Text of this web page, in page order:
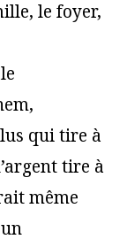
le foyer,
qui tire à
tire à
même